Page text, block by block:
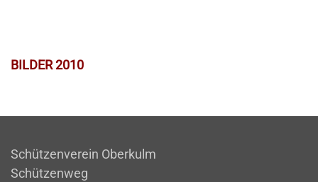
BILDER 2010
Schützenverein Oberkulm
Schützenweg